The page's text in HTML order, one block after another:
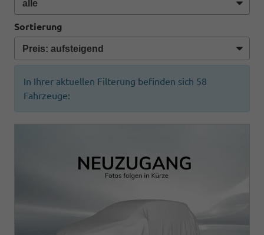
Sortierung
In Ihrer aktuellen Filterung befinden sich 58
Fahrzeuge: